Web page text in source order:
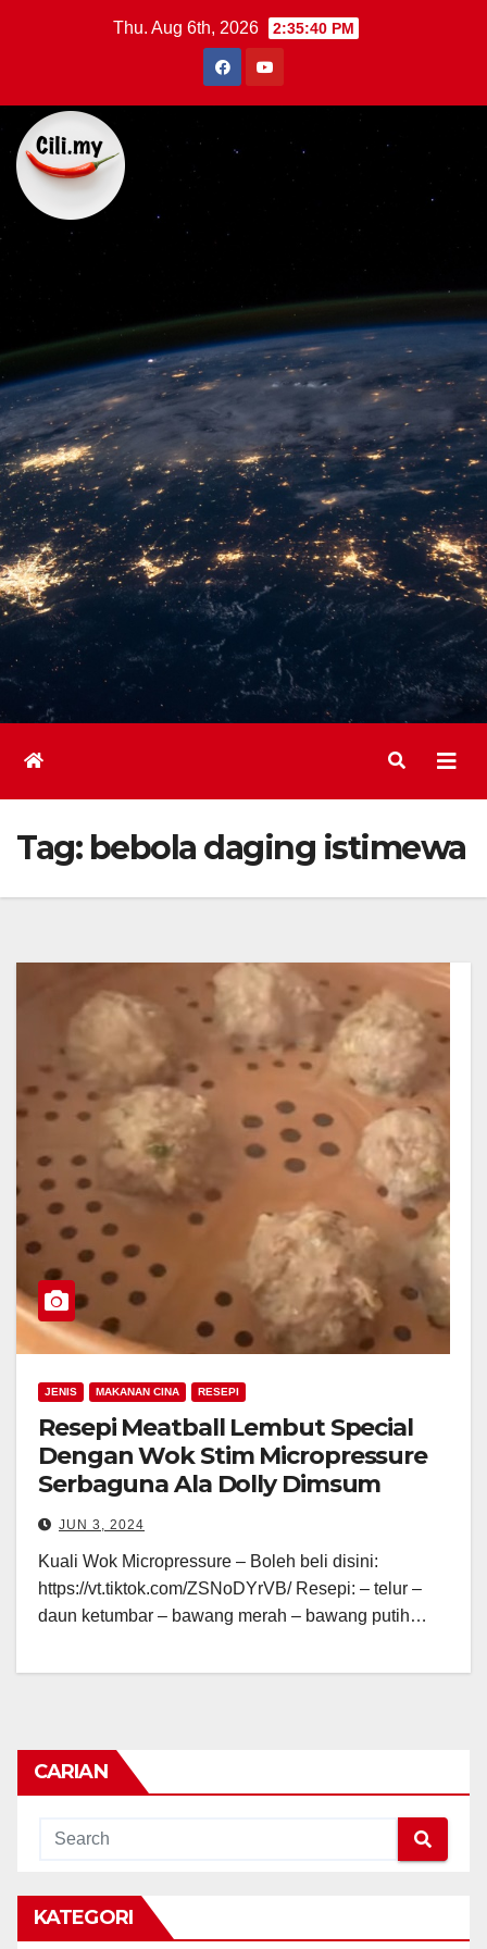
Thu. Aug 6th, 2026 2:35:41 PM
Tag: bebola daging istimewa
JENIS MAKANAN CINA RESEPI
Resepi Meatball Lembut Special
Dengan Wok Stim Micropressure
Serbaguna Ala Dolly Dimsum
JUN 3, 2024
Kuali Wok Micropressure – Boleh beli disini:
https://vt.tiktok.com/ZSNoDYrVB/ Resepi: – telur –
daun ketumbar – bawang merah – bawang putih…
CARIAN
KATEGORI